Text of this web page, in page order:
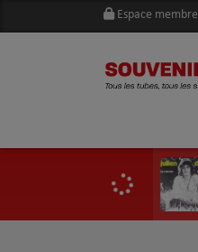
Espace membre